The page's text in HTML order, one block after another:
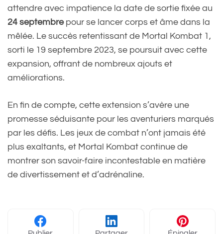
attendre avec impatience la date de sortie fixée au
24 septembrepour se lancer corps et âme dans la
mêlée. Le succès retentissant de Mortal Kombat 1,
sorti le 19 septembre 2023, se poursuit avec cette
expansion, offrant de nombreux ajouts et
améliorations.
En fin de compte, cette extension s’avère une
promesse séduisante pour les aventuriers marqués
par les défis. Les jeux de combat n’ont jamais été
plus exaltants, et Mortal Kombat continue de
montrer son savoir-faire incontestable en matière
de divertissement et d’adrénaline.